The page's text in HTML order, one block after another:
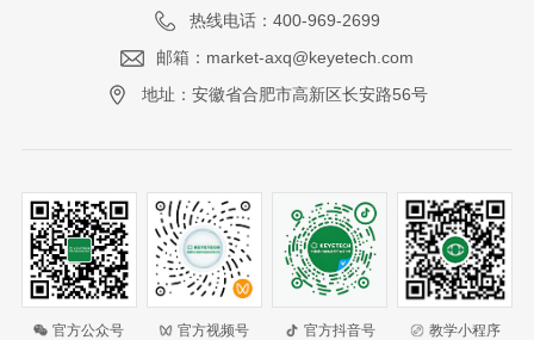
热线电话：400-969-2699
邮箱：market-axq@keyetech.com
地址：安徽省合肥市高新区长安路56号
官方公众号 官方视频号 官方抖音号 教学小程序